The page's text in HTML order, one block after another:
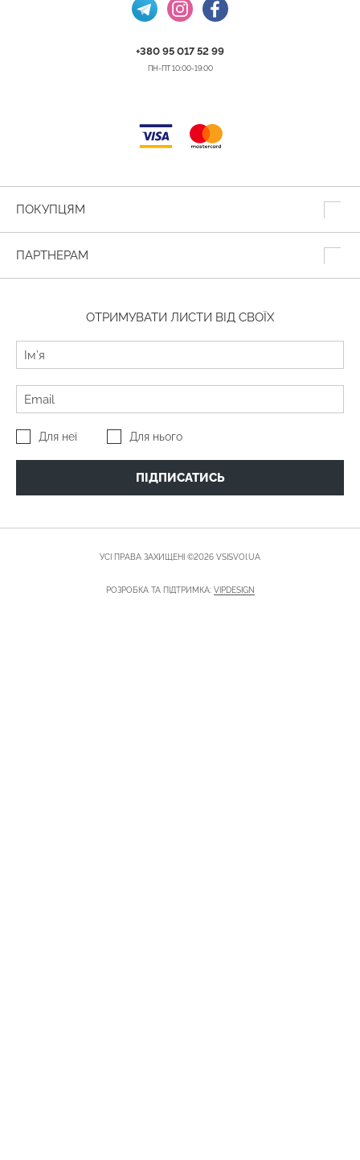
+380 95 017 52 99
ПН-ПТ 10:00-19:00
ПОКУПЦЯМ
ПАРТНЕРАМ
ОТРИМУВАТИ ЛИСТИ ВІД СВОЇХ
Для неї Для нього
ПІДПИСАТИСЬ
УСІ ПРАВА ЗАХИЩЕНІ ©2026 VSISVOI.UA
РОЗРОБКА ТА ПІДТРИМКА: VIPDESIGN